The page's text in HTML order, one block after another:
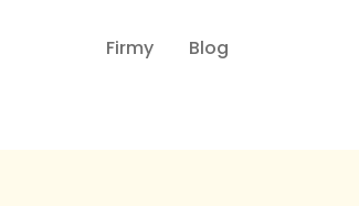
Firmy Blog